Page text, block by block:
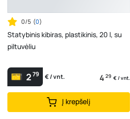
0/5 (0)
Statybinis kibiras, plastikinis, 20 l, su
piltuvėliu
279 € / vnt. 4 29 € / vnt.
Į krepšelį